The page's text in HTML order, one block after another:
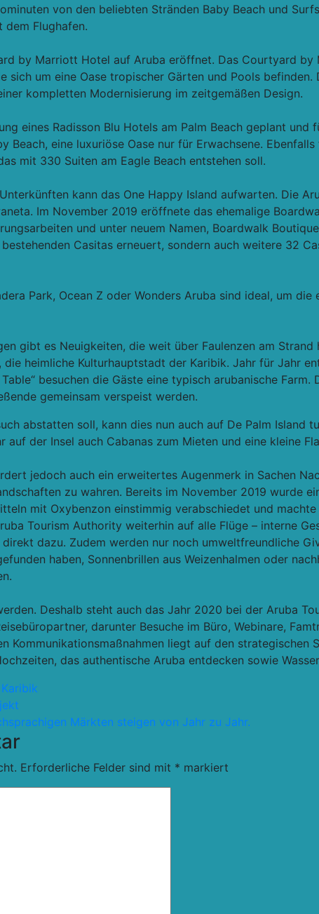
von den beliebten Stränden Baby Beach und
Flughafen.
by Marriott Hotel auf Aruba eröffnet. Das Courtyard
sich um eine Oase tropischer Gärten und Pools
kompletten Modernisierung im zeitgemäßen Design.
eines Radisson Blu Hotels am Palm Beach geplant
Beach, eine luxuriöse Oase nur für Erwachsene.
mit 330 Suiten am Eagle Beach entstehen soll.
kann das One Happy Island aufwarten. Die
Im November 2019 eröffnete das ehemalige
und unter neuem Namen, Boardwalk
Casitas erneuert, sondern auch weitere 32
Park, Ocean Z oder Wonders Aruba sind ideal, um
gibt es Neuigkeiten, die weit über Faulenzen am
heimliche Kulturhauptstadt der Karibik. Jahr für Jahr
besuchen die Gäste eine typisch arubanische
gemeinsam verspeist werden.
abstatten soll, kann dies nun auch auf De Palm Island
auf der Insel auch Cabanas zum Mieten und eine kleine
jedoch auch ein erweitertes Augenmerk in Sachen
zu wahren. Bereits im November 2019 wurde
mit Oxybenzon einstimmig verabschiedet und
Tourism Authority weiterhin auf alle Flüge – interne
direkt dazu. Zudem werden nur noch umweltfreundliche
haben, Sonnenbrillen aus Weizenhalmen oder
Deshalb steht auch das Jahr 2020 bei der Aruba
darunter Besuche im Büro, Webinare,
Kommunikationsmaßnahmen liegt auf den strategischen
das authentische Aruba entdecken sowie
Karibik
Märkten steigen von Jahr zu Jahr.
Erforderliche Felder sind mit * markiert